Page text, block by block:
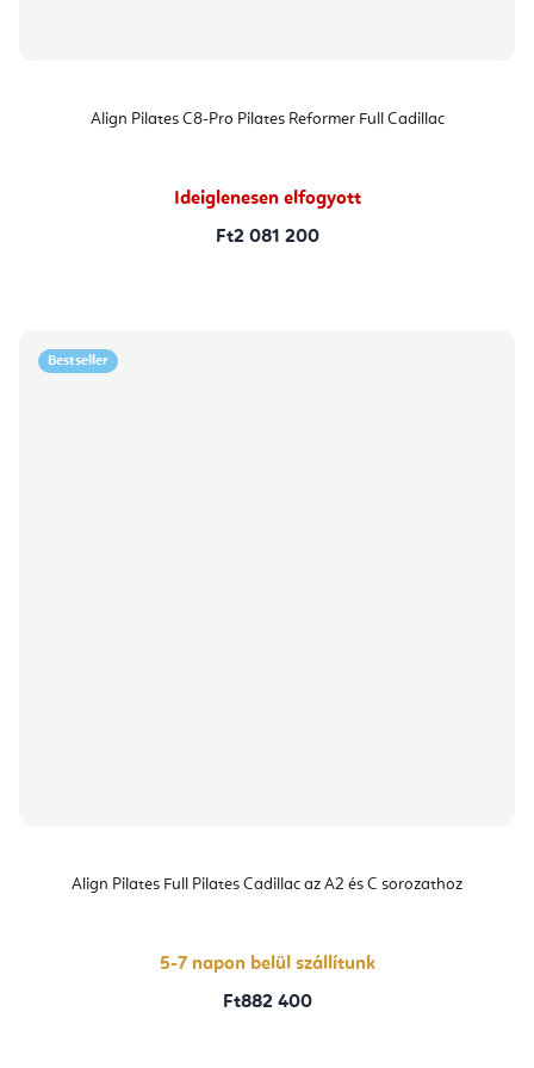
Align Pilates C8-Pro Pilates Reformer Full Cadillac
Ideiglenesen elfogyott
Ft2 081 200
Bestseller
Align Pilates Full Pilates Cadillac az A2 és C sorozathoz
5-7 napon belül szállítunk
Ft882 400